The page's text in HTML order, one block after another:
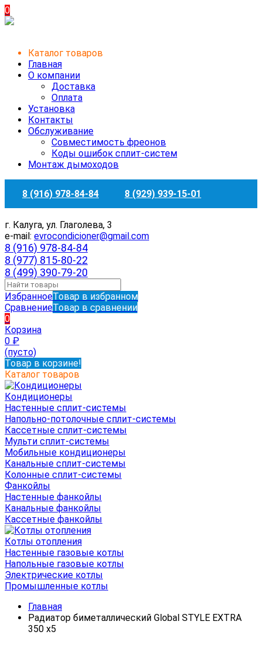
0
Каталог товаров
Главная
О компании
Доставка
Оплата
Установка
Контакты
Обслуживание
Совместимость фреонов
Коды ошибок сплит-систем
Монтаж дымоходов
8 (916) 978-84-84 8 (929) 939-15-01
г. Калуга, ул. Глаголева, 3
e-mail: evrocondicioner@gmail.com
8 (916) 978-84-84
8 (977) 815-80-22
8 (499) 390-79-20
ИзбранноеТовар в избранном
СравнениеТовар в сравнении
0
Корзина
0 ₽
(пусто)
Товар в корзине!
Каталог товаров
Кондиционеры
Настенные сплит-системы
Напольно-потолочные сплит-системы
Кассетные сплит-системы
Мульти сплит-системы
Мобильные кондиционеры
Канальные сплит-системы
Колонные сплит-системы
Фанкойлы
Настенные фанкойлы
Канальные фанкойлы
Кассетные фанкойлы
Котлы отопления
Настенные газовые котлы
Напольные газовые котлы
Электрические котлы
Промышленные котлы
Главная
Радиатор биметаллический Global STYLE EXTRA
350 х5